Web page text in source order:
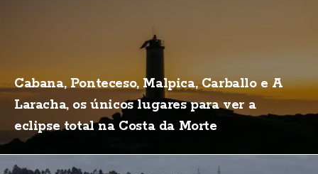
Cabana, Ponteceso, Malpica, Carballo e A
Laracha, os únicos lugares para ver a
eclipse total na Costa da Morte